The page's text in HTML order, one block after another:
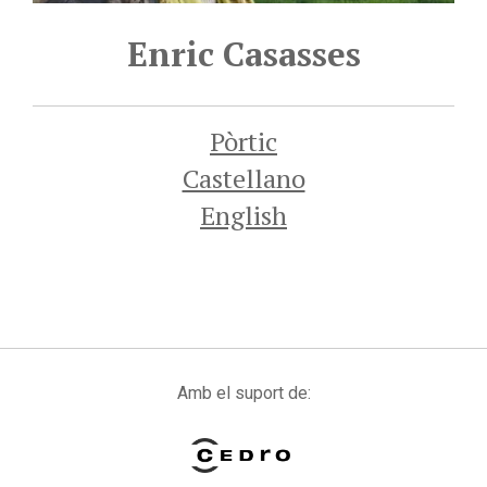
Enric Casasses
Pòrtic
Castellano
English
Amb el suport de: